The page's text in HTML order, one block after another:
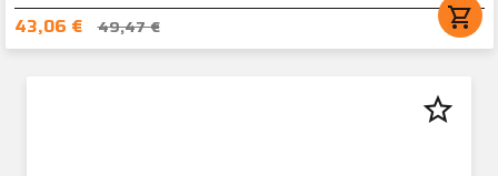
43,06 €
49,47 € shopping_cart
star_border